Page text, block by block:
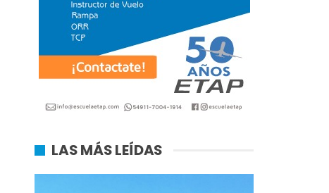
LAS MÁS LEÍDAS